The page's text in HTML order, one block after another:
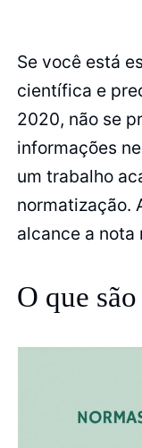
Se você está
científica e
2020, não se
informações
um trabalho
normatização.
alcance a nota
O que